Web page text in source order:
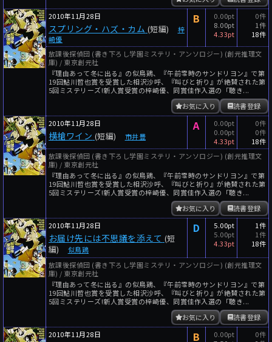
2010年11月28日
スプリング・ハズ・カム (短編)
梓
崎優
B
0.00pt
8.00pt
4.33pt
0件
1件
18件
放課後探偵団 (書き下ろし学園ミステリ・アンソロジー) (創元推理文
庫) / 東京創元社
『理由あって冬に出る』の似鳥鶏、『午前零時のサンドリヨン』で第
19回鮎川哲也賞を受賞した相沢沙呼、『叫びと祈り』が絶賛された第
5回ミステリーズ!新人賞受賞の梓崎優、同賞佳作入選の「聴き...
読書登録
お気に入り
2010年11月28日
横槍ワイン (短編) 市井豊
A
0.00pt
0.00pt
4.33pt
0件
0件
18件
放課後探偵団 (書き下ろし学園ミステリ・アンソロジー) (創元推理文
庫) / 東京創元社
『理由あって冬に出る』の似鳥鶏、『午前零時のサンドリヨン』で第
19回鮎川哲也賞を受賞した相沢沙呼、『叫びと祈り』が絶賛された第
5回ミステリーズ!新人賞受賞の梓崎優、同賞佳作入選の「聴き...
読書登録
お気に入り
2010年11月28日
お届け先には不思議を添えて (短
編)
似鳥鶏
D
5.00pt
5.00pt
4.33pt
1件
1件
18件
放課後探偵団 (書き下ろし学園ミステリ・アンソロジー) (創元推理文
庫) / 東京創元社
『理由あって冬に出る』の似鳥鶏、『午前零時のサンドリヨン』で第
19回鮎川哲也賞を受賞した相沢沙呼、『叫びと祈り』が絶賛された第
5回ミステリーズ!新人賞受賞の梓崎優、同賞佳作入選の「聴き...
読書登録
お気に入り
2010年11月28日
B
0.00pt
0件